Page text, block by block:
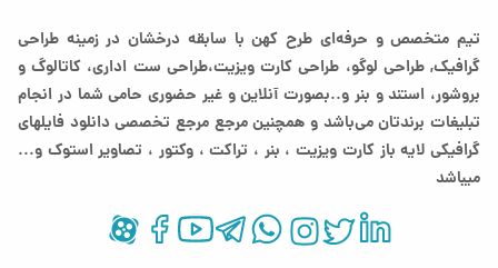
تیم متخصص و حرفه‌ای طرح کهن با سابقه درخشان در زمینه طراحی
گرافیک, طراحی لوگو، طراحی کارت ویزیت،طراحی ست اداری، کاتالوگ و
بروشور، استند و بنر و..بصورت آنلاین و غیر حضوری حامی شما در انجام
تبلیغات برندتان می‌باشد و همچنین مرجع مرجع تخصصی دانلود فایلهای
گرافیکی لایه باز کارت ویزیت ، بنر ، تراکت ، وکتور ، تصاویر استوک و...
میباشد